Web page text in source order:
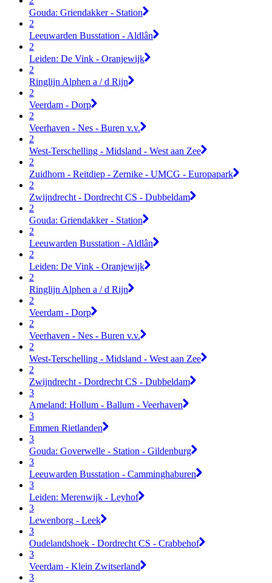
Gouda: Griendakker - Station
2
Leeuwarden Busstation - Aldlân
2
Leiden: De Vink - Oranjewijk
2
Ringlijn Alphen a / d Rijn
2
Veerdam - Dorp
2
Veerhaven - Nes - Buren v.v.
2
West-Terschelling - Midsland - West aan Zee
2
Zuidhorn - Reitdiep - Zernike - UMCG - Europapark
2
Zwijndrecht - Dordrecht CS - Dubbeldam
2
Gouda: Griendakker - Station
2
Leeuwarden Busstation - Aldlân
2
Leiden: De Vink - Oranjewijk
2
Ringlijn Alphen a / d Rijn
2
Veerdam - Dorp
2
Veerhaven - Nes - Buren v.v.
2
West-Terschelling - Midsland - West aan Zee
2
Zwijndrecht - Dordrecht CS - Dubbeldam
3
Ameland: Hollum - Ballum - Veerhaven
3
Emmen Rietlanden
3
Gouda: Goverwelle - Station - Gildenburg
3
Leeuwarden Busstation - Camminghaburen
3
Leiden: Merenwijk - Leyhof
3
Lewenborg - Leek
3
Oudelandshoek - Dordrecht CS - Crabbehof
3
Veerdam - Klein Zwitserland
3